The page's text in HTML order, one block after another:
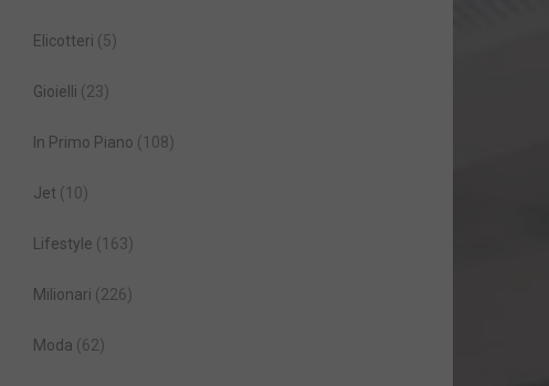
Elicotteri (5)
Gioielli (23)
In Primo Piano (108)
Jet (10)
Lifestyle (163)
Milionari (226)
Moda (62)